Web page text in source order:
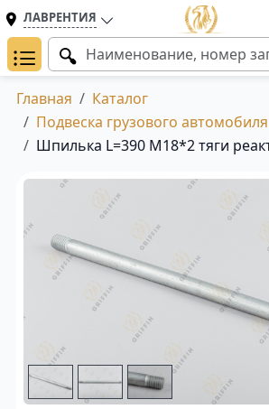
ЛАВРЕНТИЯ
Главная
Каталог
Подвеска грузового автомобиля
Шпилька L=390 M18*2 тяги